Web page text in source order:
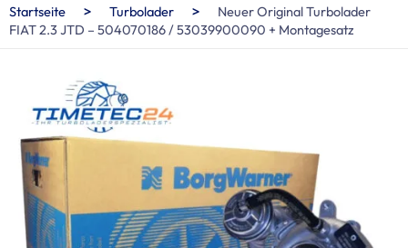
Startseite > Turbolader >
Neuer Original Turbolader
FIAT 2.3 JTD – 504070186 / 53039900090 + Montagesatz